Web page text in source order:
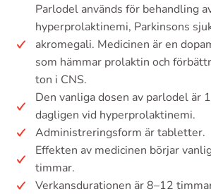
Parlodel används för behandling
hyperprolaktinemi, Parkinsons
akromegali. Medicinen är en
som hämmar prolaktin och
ton i CNS.
Den vanliga dosen av parlodel är
dagligen vid hyperprolaktinemi.
Administreringsform är tabletter.
Effekten av medicinen börjar
timmar.
Verkansdurationen är 8–12